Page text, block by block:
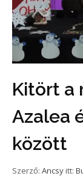
Kitört a
Azalea
között
Szerző: Ancsy itt: